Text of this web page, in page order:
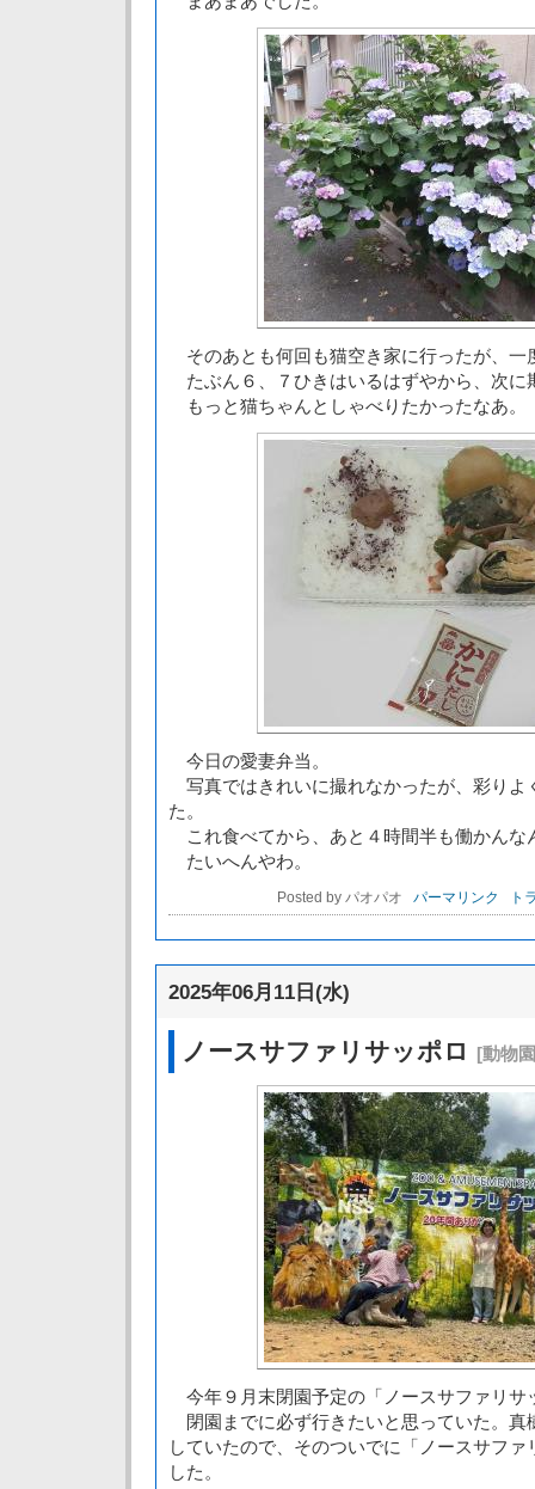
そのあとも何回も猫空き家に行ったが、一
たぶん６、７ひきはいるはずやから、次に
もっと猫ちゃんとしゃべりたかったなあ。
今日の愛妻弁当。
写真ではきれいに撮れなかったが、彩りよ
た。
これ食べてから、あと４時間半も働かんな
たいへんやわ。
Posted by パオパオ パーマリンク ト
2025年06月11日(水)
ノースサファリサッポロ [動物
今年９月末閉園予定の「ノースサファリサ
閉園までに必ず行きたいと思っていた。真
していたので、そのついでに「ノースサフ
した。